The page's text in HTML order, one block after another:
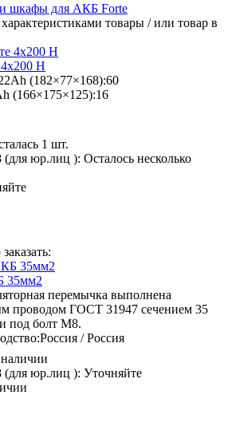
шкафы для АКБ Forte
товары / или товар в
H
(182×77×168):60
(166×175×125):16
1 шт.
(для юр.лиц ): Осталось несколько
35мм2
перемычка выполнена
проводом ГОСТ 31947 сечением 35
под болт М8.
Россия / Россия
(для юр.лиц ): Уточняйте